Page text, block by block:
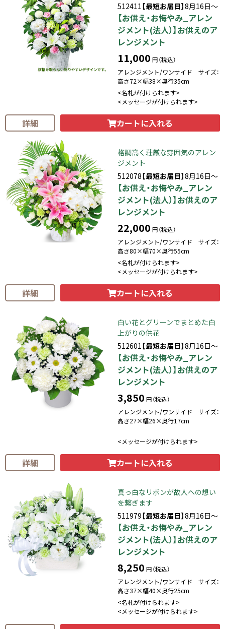
512411【最短お届日】8月16日～
【お供え・お悔やみ_アレン
ジメント(法人）】お供えのア
レンジメント
11,000 円（税込）
アレンジメント/ワンサイド サイズ：
高さ72×幅38×奥行35cm
<名札が付けられます>
<メッセージが付けられます>
詳細 カートに入れる
格調高く荘厳な雰囲気のアレン
ジメント
512078【最短お届日】8月16日～
【お供え・お悔やみ_アレン
ジメント(法人）】お供えのア
レンジメント
22,000 円（税込）
アレンジメント/ワンサイド サイズ：
高さ80×幅70×奥行55cm
<名札が付けられます>
<メッセージが付けられます>
詳細 カートに入れる
白い花とグリーンでまとめた白
上がりの供花
512601【最短お届日】8月16日～
【お供え・お悔やみ_アレン
ジメント(法人）】お供えのア
レンジメント
3,850 円（税込）
アレンジメント/ワンサイド サイズ：
高さ27×幅26×奥行17cm
<メッセージが付けられます>
詳細 カートに入れる
真っ白なリボンが故人への想い
を繋ぎます
511979【最短お届日】8月16日～
【お供え・お悔やみ_アレン
ジメント(法人）】お供えのア
レンジメント
8,250 円（税込）
アレンジメント/ワンサイド サイズ：
高さ37×幅40×奥行25cm
<名札が付けられます>
<メッセージが付けられます>